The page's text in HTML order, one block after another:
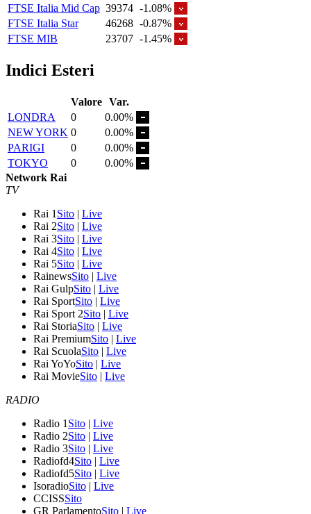
FTSE Italia Mid Cap 39374 -1.08%
FTSE Italia Star
46268 -0.87%
FTSE MIB
23707 -1.45%
Indici Esteri
Valore Var.
LONDRA
0
0.00%
NEW YORK 0
0.00%
PARIGI
0
0.00%
TOKYO
0
0.00%
Network Rai
TV
Rai 1 Sito | Live
Rai 2Sito | Live
Rai 3Sito | Live
Rai 4Sito | Live
Rai 5Sito | Live
RainewsSito | Live
Rai GulpSito | Live
Rai SportSito | Live
Rai Sport 2Sito | Live
Rai StoriaSito | Live
Rai PremiumSito | Live
Rai ScuolaSito | Live
Rai YoYoSito | Live
Rai MovieSito | Live
RADIO
Radio 1 Sito | Live
Radio 2Sito | Live
Radio 3Sito | Live
Radiofd4Sito | Live
Radiofd5Sito | Live
IsoradioSito | Live
CCISSSito
GR ParlamentoSito | Live